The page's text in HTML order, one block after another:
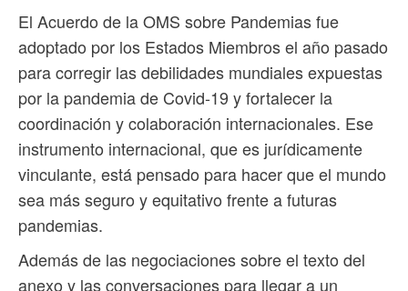
El Acuerdo de la OMS sobre Pandemias fue
adoptado por los Estados Miembros el año pasado
para corregir las debilidades mundiales expuestas
por la pandemia de Covid-19 y fortalecer la
coordinación y colaboración internacionales. Ese
instrumento internacional, que es jurídicamente
vinculante, está pensado para hacer que el mundo
sea más seguro y equitativo frente a futuras
pandemias.
Además de las negociaciones sobre el texto del
anexo y las conversaciones para llegar a un